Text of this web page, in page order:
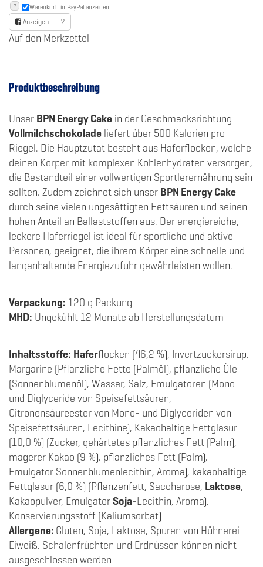
? Warenkorb in PayPal anzeigen
Anzeigen ?
Auf den Merkzettel
Produktbeschreibung
Unser BPN Energy Cake in der Geschmacksrichtung
Vollmilchschokolade liefert über 500 Kalorien pro
Riegel. Die Hauptzutat besteht aus Haferflocken, welche
deinen Körper mit komplexen Kohlenhydraten versorgen,
die Bestandteil einer vollwertigen Sportlerernährung sein
sollten. Zudem zeichnet sich unser BPN Energy Cake
durch seine vielen ungesättigten Fettsäuren und seinen
hohen Anteil an Ballaststoffen aus. Der energiereiche,
leckere Haferriegel ist ideal für sportliche und aktive
Personen, geeignet, die ihrem Körper eine schnelle und
langanhaltende Energiezufuhr gewährleisten wollen.
Verpackung: 120 g Packung
MHD: Ungekühlt 12 Monate ab Herstellungsdatum
Inhaltsstoffe: Haferflocken (46,2 %), Invertzuckersirup,
Margarine (Pflanzliche Fette (Palmöl), pflanzliche Öle
(Sonnenblumenöl), Wasser, Salz, Emulgatoren (Mono-
und Diglyceride von Speisefettsäuren,
Citronensäureester von Mono- und Diglyceriden von
Speisefettsäuren, Lecithine), Kakaohaltige Fettglasur
(10,0 %) (Zucker, gehärtetes pflanzliches Fett (Palm),
magerer Kakao (9 %), pflanzliches Fett (Palm),
Emulgator Sonnenblumenlecithin, Aroma), kakaohaltige
Fettglasur (6,0 %) (Pflanzenfett, Saccharose, Laktose,
Kakaopulver, EmulgatorSoja-Lecithin, Aroma),
Konservierungsstoff (Kaliumsorbat)
Allergene: Gluten, Soja, Laktose, Spuren von Hühnerei-
Eiweiß, Schalenfrüchten und Erdnüssen können nicht
ausgeschlossen werden